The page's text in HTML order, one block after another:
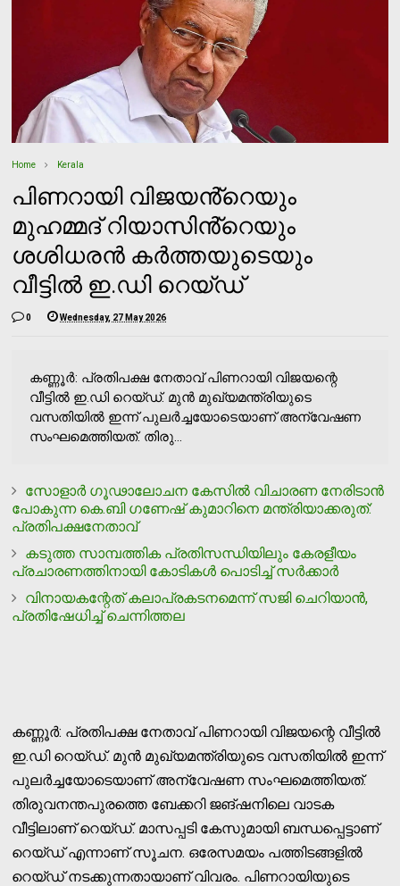
Home Kerala
പിണറായി വിജയൻ്റെയും
മുഹമ്മദ് റിയാസിൻ്റെയും
ശശിധരൻ കർത്തയുടെയും
വീട്ടിൽ ഇ.ഡി റെയ്ഡ്
0 Wednesday, 27 May 2026
കണ്ണൂർ: പ്രതിപക്ഷ നേതാവ് പിണറായി വിജയന്റെ
വീട്ടിൽ ഇ.ഡി റെയ്ഡ്. മുൻ മുഖ്യമന്ത്രിയുടെ
വസതിയിൽ ഇന്ന് പുലർച്ചയോടെയാണ് അന്വേഷണ
സംഘമെത്തിയത്. തിരു...
സോളാര്‍ ഗൂഢാലോചന കേസില്‍ വിചാരണ നേരിടാന്‍
പോകുന്ന കെ.ബി ഗണേഷ് കുമാറിനെ മന്ത്രിയാക്കരുത്:
പ്രതിപക്ഷനേതാവ്
കടുത്ത സാമ്പത്തിക പ്രതിസന്ധിയിലും കേരളീയം
പ്രചാരണത്തിനായി കോടികള്‍ പൊടിച്ച് സര്‍ക്കാര്‍
വിനായകന്റേത് കലാപ്രകടനമെന്ന് സജി ചെറിയാന്‍,
പ്രതിഷേധിച്ച് ചെന്നിത്തല
കണ്ണൂർ: പ്രതിപക്ഷ നേതാവ് പിണറായി വിജയന്റെ വീട്ടിൽ
ഇ.ഡി റെയ്ഡ്. മുൻ മുഖ്യമന്ത്രിയുടെ വസതിയിൽ ഇന്ന്
പുലർച്ചയോടെയാണ് അന്വേഷണ സംഘമെത്തിയത്.
തിരുവനന്തപുരത്തെ ബേക്കറി ജങ്ഷനിലെ വാടക
വീട്ടിലാണ് റെയ്ഡ്. മാസപ്പടി കേസുമായി ബന്ധപ്പെട്ടാണ്
റെയ്ഡ് എന്നാണ് സൂചന. ഒരേസമയം പത്തിടങ്ങളില്‍
റെയ്ഡ് നടക്കുന്നതായാണ് വിവരം. പിണറായിയുടെ